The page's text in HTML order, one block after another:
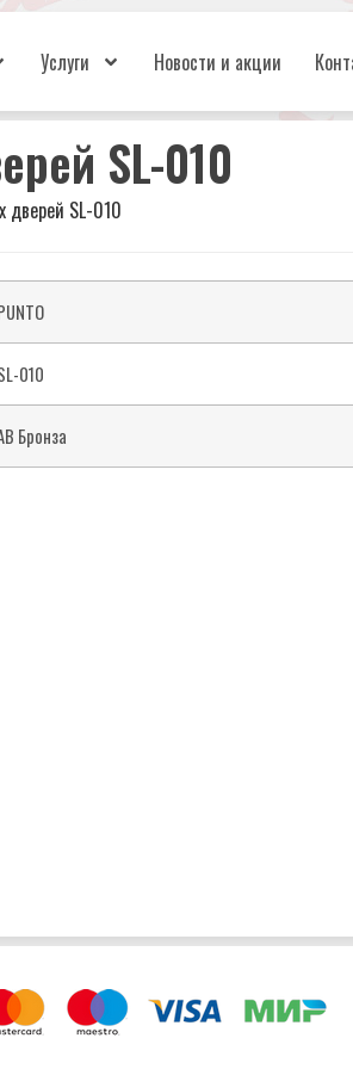
Услуги Новости и акции
SL-010
дверей SL-010
010
Бронза